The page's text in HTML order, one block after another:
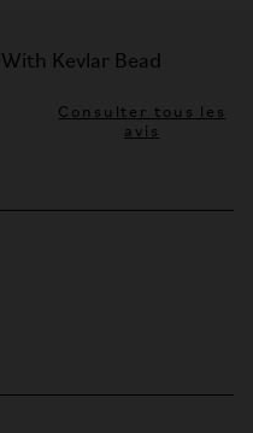
Kevlar Bead
Consulter tous les
avis